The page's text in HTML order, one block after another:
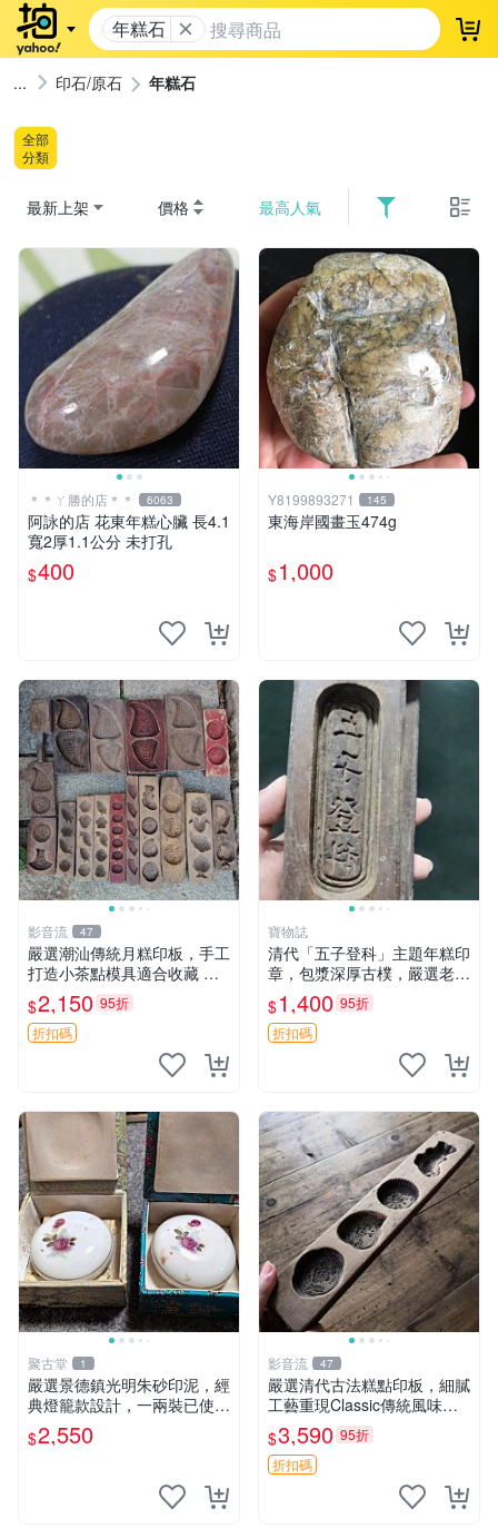
年糕石 登
印石/原石 年糕石
全部
分類
最新上架 價格 最高人氣
＊＊ㄚ勝的店＊＊ 6063
阿詠的店 花東年糕心臟 長4.1
寬2厚1.1公分 未打孔
$400
Y8199893271 145
東海岸國畫玉474g
$1,000
影音流 47
嚴選潮汕傳統月糕印板，手工
打造小茶點模具適合收藏 月
糕 潮式糕點 印模
$2,150 95折
折扣碼
寶物誌
清代「五子登科」主題年糕印
章，包漿深厚古樸，嚴選老貨
推薦，適合收藏家珍藏 五子
登科 清代 印章
$1,400 95折
折扣碼
聚古堂 1
嚴選景德鎮光明朱砂印泥，經
典燈籠款設計，一兩裝已使
用，二盒同價。 美麗朱砂 印
泥 燈籠款
$2,550
影音流 47
嚴選清代古法糕點印板，細膩
工藝重現Classic傳統風味適
合收藏老饕推薦 糕點 印板 古
董
$3,590 95折
折扣碼